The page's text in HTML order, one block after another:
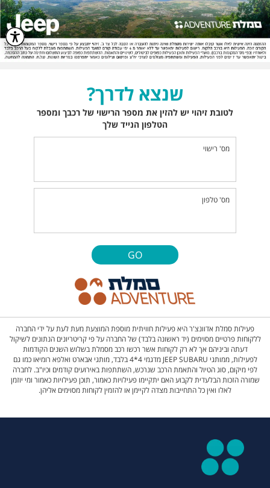
שנצא לדרך?
לטובת זיהוי יש להזין את מספר הרישוי של רכבך ומספר
הטלפון הנייד שלך
מס' רישוי
מס' טלפון
GO
פעילות סמלת אדוונצ'ר היא פעילות חוויתית מוספת המוצעת מעת לעת על ידי החברה
ללקוחות פרטיים מסוימים (יד ראשונה בלבד) של החברה על פי קריטריונים הנתונים לשיקול
דעתה וביניהם אך לא רק לקוחות אשר רכשו רכב מסמלת בשלוש השנים הקודמות
לפעילות, ממותגי JEEP SUBARU מדגמי 4*4 בלבד, מותגי אבארט ואלפא רומיאו כמו גם
לפי מיקום, סוג הטיול והתאמת הרכב שנרכש, השתתפות באירועים קודמים וכיו"ב. לחברה
שמורה הזכות הבלעדית לקבוע האם יתקיימו פעילויות כאמור, תוכן פעילויות כאמור ומי יוזמן
לאלו ואין כל התחייבות מצדה לקיימן או להזמין לקוחות מסוימים אליהן.